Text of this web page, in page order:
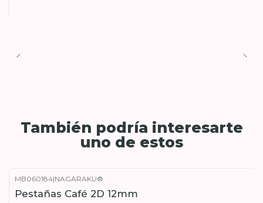
También podría interesarte
uno de estos
MB060184|NAGARAKU®
Pestañas Café 2D 12mm